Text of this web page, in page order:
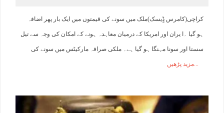
کراچی(کامرس ڈٍیسک)ملک میں سونے کی قیمتوں میں ایک بار پھر اضافہ
ہو گیا ۔ا یران اور امریکا کے درمیان معاہدہ ہونے کے امکان کی وجہ سے تیل
سستا اور سونا مہنگا ہو گیا ہے۔ ملکی صرافہ مارکیٹس میں سونے کی
مزید پڑھیں